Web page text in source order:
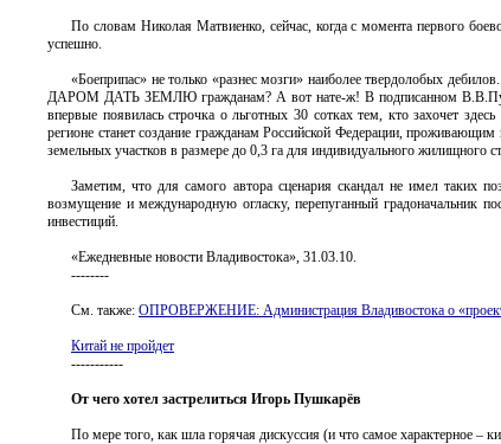
По словам Николая Матвиенко, сейчас, когда с момента первого
успешно.
«Боеприпас» не только «разнес мозги» наиболее твердолобых
ДАРОМ ДАТЬ ЗЕМЛЮ гражданам? А вот нате-ж! В подписанном
впервые появилась строчка о льготных 30 сотках тем, кто захочет
регионе станет создание гражданам Российской Федерации,
земельных участков в размере до 0,3 га для индивидуального жилищного
Заметим, что для самого автора сценария скандал не имел таких
возмущение и международную огласку, перепуганный градоначальник
инвестиций.
«Ежедневные новости Владивостока», 31.03.10.
--------
См. также: ОПРОВЕРЖЕНИЕ: Администрация Владивостока о
Китай не пройдет
-----------
От чего хотел застрелиться Игорь Пушкарёв
По мере того, как шла горячая дискуссия (и что самое характерное –